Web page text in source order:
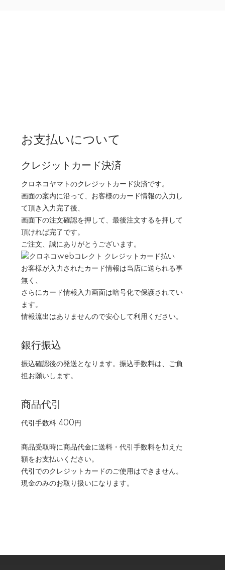
お支払いについて
クレジットカード決済
クロネコヤマトのクレジットカード決済です。
画面の案内に沿って、お客様のカード情報の入力し
て頂き入力完了後、
画面下の注文確認を押して、最後注文するを押して
頂ければ完了です。
ご注文、誠にありがとうございます。
お客様が入力されたカード情報は当店に送られる事
無く、
さらにカード情報入力画面は暗号化で保護されてい
ます。
情報流出はありませんので安心して利用ください。
銀行振込
振込確認後の発送となります。振込手数料は、ご負
担お願いします。
商品代引
代引手数料 400円
商品受取時に商品代金に送料・代引手数料を加えた
額をお支払いください。
代引でのクレジットカードのご使用はできません。
現金のみのお取り扱いになります。